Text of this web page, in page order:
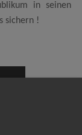
in seinen
sichern !